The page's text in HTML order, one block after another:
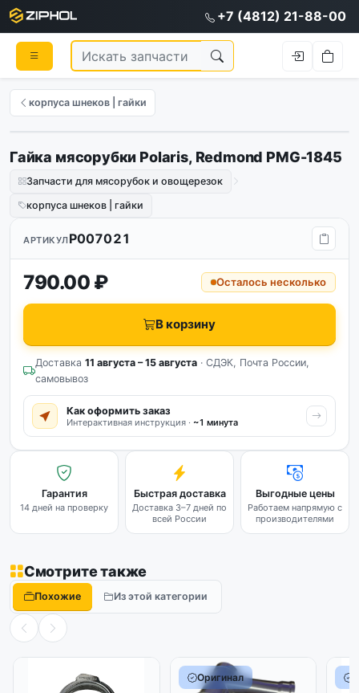
+7 (4812) 21-88-00
корпуса шнеков | гайки
Гайка мясорубки Polaris, Redmond PMG-1845
Запчасти для мясорубок и овощерезок
корпуса шнеков | гайки
АРТИКУЛP007021
790.00 ₽ Осталось несколько
В корзину
Доставка 11 августа – 15 августа · СДЭК, Почта России,
самовывоз
Как оформить заказ
Интерактивная инструкция · ~1 минута
Гарантия
14 дней на проверку
Быстрая доставка
Доставка 3–7 дней по
всей России
Выгодные цены
Работаем напрямую с
производителями
Смотрите также
Похожие Из этой категории
Оригинал